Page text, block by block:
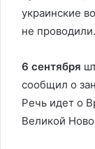
украинские
не проводили.
6 сентября
сообщил о
Речь идет о
Великой